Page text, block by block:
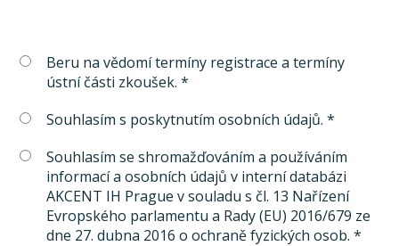
Beru na vědomí termíny registrace a termíny
ústní části zkoušek. *
Souhlasím s poskytnutím osobních údajů. *
Souhlasím se shromažďováním a používáním
informací a osobních údajů v interní databázi
AKCENT IH Prague v souladu s čl. 13 Nařízení
Evropského parlamentu a Rady (EU) 2016/679 ze
dne 27. dubna 2016 o ochraně fyzických osob. *